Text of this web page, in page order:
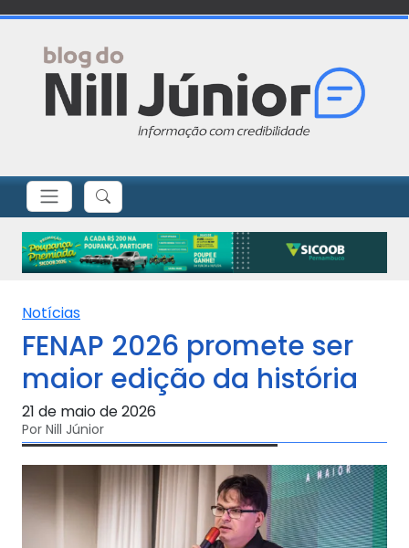
Notícias
FENAP 2026 promete ser
maior edição da história
21 de maio de 2026
Por Nill Júnior